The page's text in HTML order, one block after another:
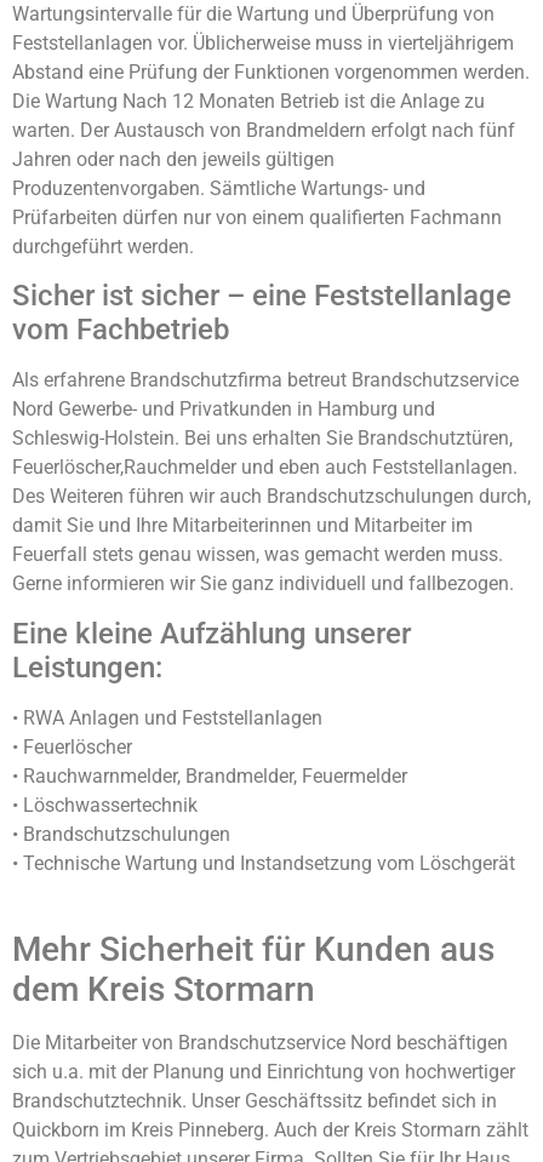
Wartungsintervalle für die Wartung und Überprüfung von
Feststellanlagen vor. Üblicherweise muss in vierteljährigem
Abstand eine Prüfung der Funktionen vorgenommen werden.
Die Wartung Nach 12 Monaten Betrieb ist die Anlage zu
warten. Der Austausch von Brandmeldern erfolgt nach fünf
Jahren oder nach den jeweils gültigen
Produzentenvorgaben. Sämtliche Wartungs- und
Prüfarbeiten dürfen nur von einem qualifierten Fachmann
durchgeführt werden.
Sicher ist sicher – eine Feststellanlage
vom Fachbetrieb
Als erfahrene Brandschutzfirma betreut Brandschutzservice
Nord Gewerbe- und Privatkunden in Hamburg und
Schleswig-Holstein. Bei uns erhalten Sie Brandschutztüren,
Feuerlöscher,Rauchmelder und eben auch Feststellanlagen.
Des Weiteren führen wir auch Brandschutzschulungen durch,
damit Sie und Ihre Mitarbeiterinnen und Mitarbeiter im
Feuerfall stets genau wissen, was gemacht werden muss.
Gerne informieren wir Sie ganz individuell und fallbezogen.
Eine kleine Aufzählung unserer
Leistungen:
• RWA Anlagen und Feststellanlagen
• Feuerlöscher
• Rauchwarnmelder, Brandmelder, Feuermelder
• Löschwassertechnik
• Brandschutzschulungen
• Technische Wartung und Instandsetzung vom Löschgerät
Mehr Sicherheit für Kunden aus
dem Kreis Stormarn
Die Mitarbeiter von Brandschutzservice Nord beschäftigen
sich u.a. mit der Planung und Einrichtung von hochwertiger
Brandschutztechnik. Unser Geschäftssitz befindet sich in
Quickborn im Kreis Pinneberg. Auch der Kreis Stormarn zählt